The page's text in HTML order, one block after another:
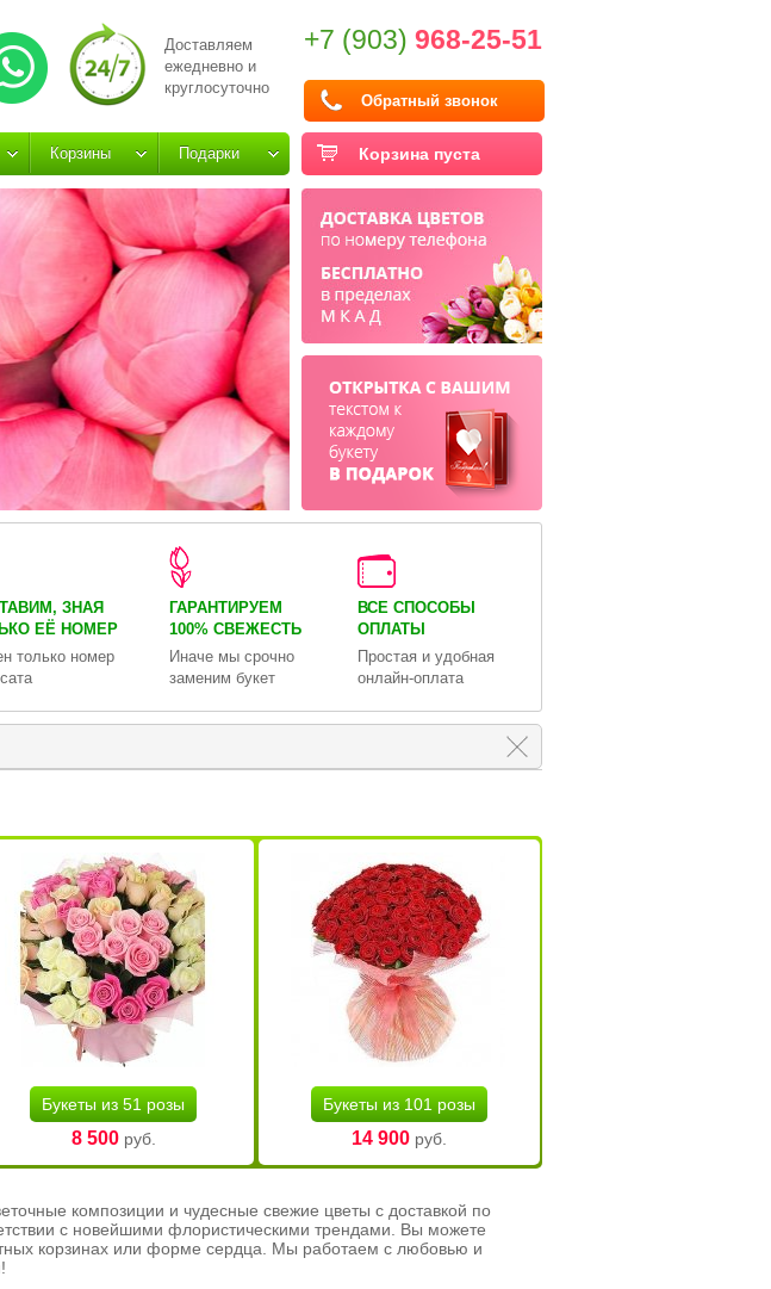
Доставляем
ежедневно и
круглосуточно
+7 (903) 968-25-51
Обратный звонок
Корзина пуста
Корзины Подарки
ЗНАЯ
ЕЁ НОМЕР
только номер
ГАРАНТИРУЕМ
100% СВЕЖЕСТЬ
Иначе мы срочно
заменим букет
ВСЕ СПОСОБЫ
ОПЛАТЫ
Простая и удобная
онлайн-оплата
Букеты из 51 розы
8 500руб.
Букеты из 101 розы
14 900руб.
композиции и чудесные свежие цветы с доставкой по
с новейшими флористическими трендами. Вы можете
корзинах или форме сердца. Мы работаем с любовью и